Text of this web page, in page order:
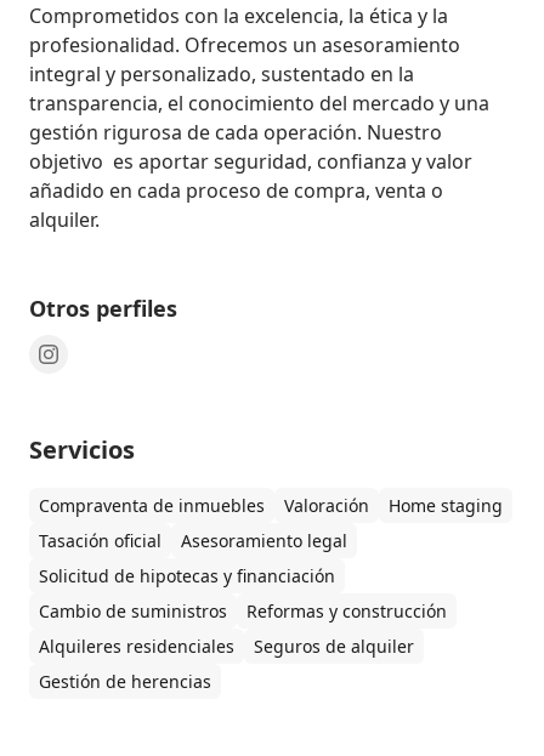
Comprometidos con la excelencia, la ética y la
profesionalidad. Ofrecemos un asesoramiento
integral y personalizado, sustentado en la
transparencia, el conocimiento del mercado y una
gestión rigurosa de cada operación. Nuestro
objetivo  es aportar seguridad, confianza y valor
añadido en cada proceso de compra, venta o
alquiler.
Otros perfiles
Servicios
Compraventa de inmuebles Valoración
Home staging
Tasación oficial
Asesoramiento legal
Solicitud de hipotecas y financiación
Cambio de suministros
Reformas y construcción
Alquileres residenciales
Seguros de alquiler
Gestión de herencias